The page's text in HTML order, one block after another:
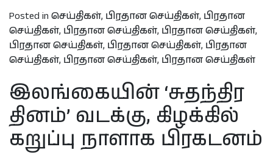
Posted in செய்திகள், பிரதான செய்திகள், பிரதான
செய்திகள், பிரதான செய்திகள், பிரதான செய்திகள்,
பிரதான செய்திகள், பிரதான செய்திகள், பிரதான
செய்திகள், பிரதான செய்திகள், பிரதான செய்திகள்
இலங்கையின் ‘சுதந்திர
தினம்’ வடக்கு, கிழக்கில்
கறுப்பு நாளாக பிரகடனம்